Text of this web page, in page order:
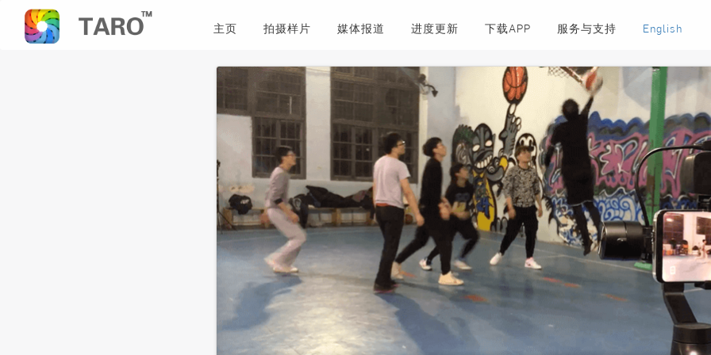
主页 拍摄样片 媒体报道 进度更新 下载APP 服务与支持 English